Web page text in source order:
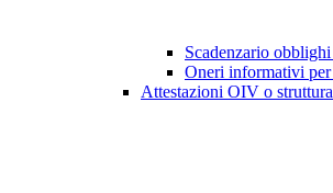
Scadenzario
Oneri informativi
Attestazioni OIV o